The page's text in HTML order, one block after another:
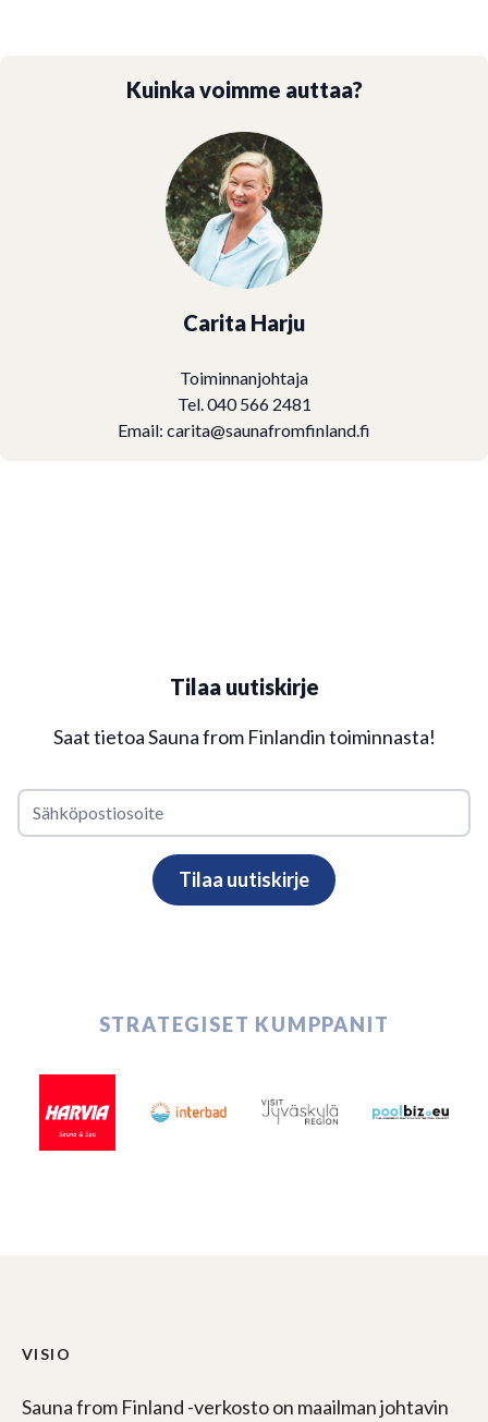
Kuinka voimme auttaa?
Carita Harju
Toiminnanjohtaja
Tel. 040 566 2481
Email: carita@saunafromfinland.fi
Tilaa uutiskirje
Saat tietoa Sauna from Finlandin toiminnasta!
STRATEGISET KUMPPANIT
VISIO
Sauna from Finland -verkosto on maailman johtavin